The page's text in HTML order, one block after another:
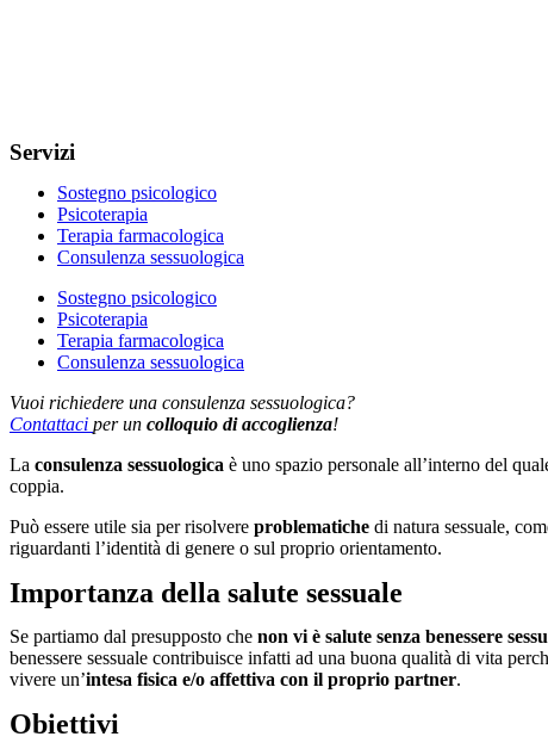
Servizi
Sostegno psicologico
Psicoterapia
Terapia farmacologica
Consulenza sessuologica
Sostegno psicologico
Psicoterapia
Terapia farmacologica
Consulenza sessuologica
Vuoi richiedere una consulenza sessuologica?
Contattaci per un colloquio di accoglienza!
La consulenza sessuologica è uno spazio personale all’interno del
coppia.
Può essere utile sia per risolvere problematiche di natura sessuale,
riguardanti l’identità di genere o sul proprio orientamento.
Importanza della salute sessuale
Se partiamo dal presupposto che non vi è salute senza benessere
benessere sessuale contribuisce infatti ad una buona qualità di vita
vivere un’intesa fisica e/o affettiva con il proprio partner.
Obiettivi